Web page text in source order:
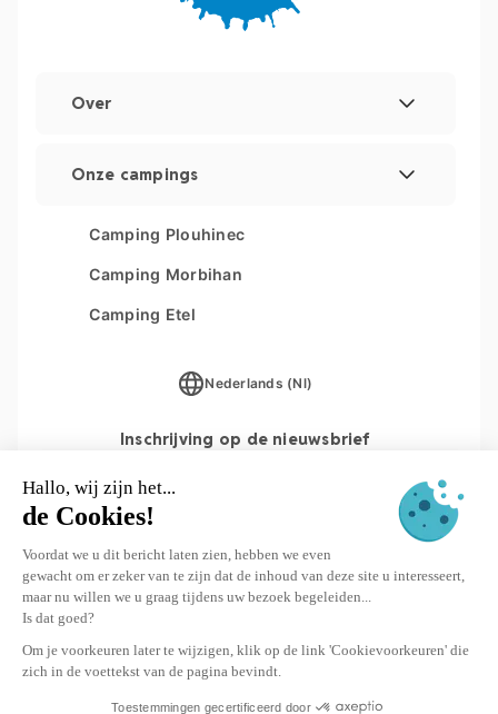
Over
Overzicht van de website
Onze campings
Les Couleurs de la Coubre
Parc Sainte Brigitte
Parc du Val de Loire
Le Domaine de Drancourt
Le Logis
Camping Plouhinec
Camping Morbihan
Camping Etel
Nederlands (Nl)
Inschrijving op de nieuwsbrief
INSCHRIJVEN